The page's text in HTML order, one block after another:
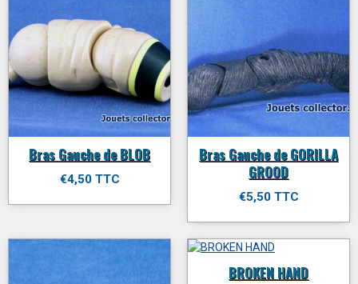
Bras Gauche de BLOB
€4,50 TTC
Bras Gauche de GORILLA
GROOD
€5,50 TTC
BROKEN HAND